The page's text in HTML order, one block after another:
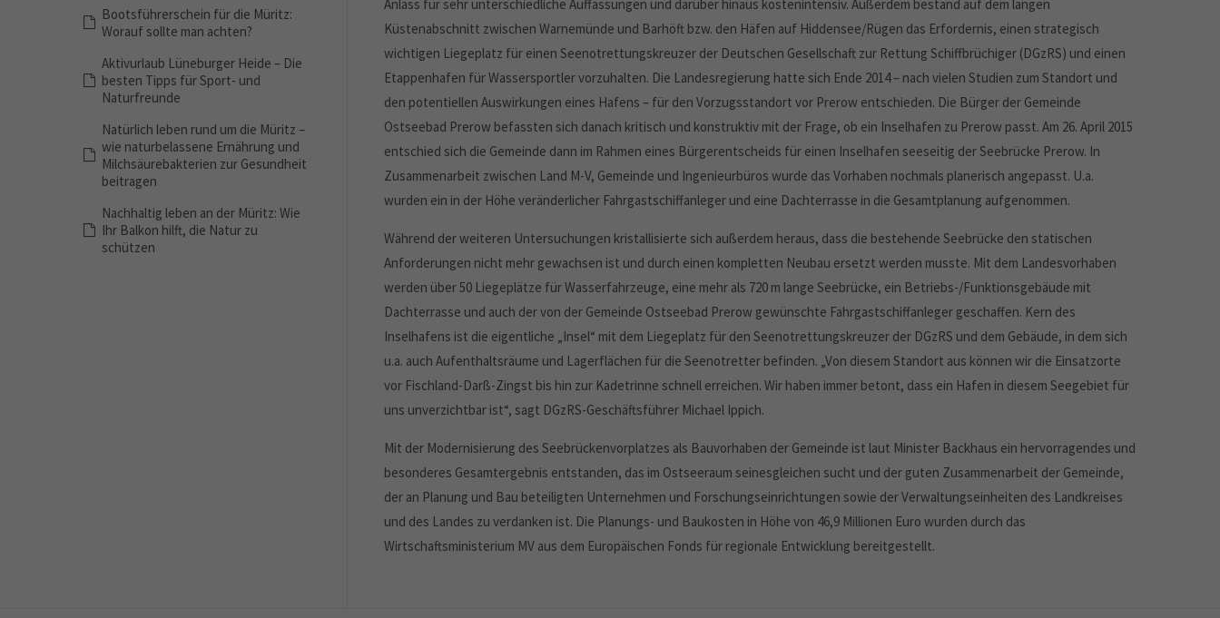
Anlass für sehr unterschiedliche Auffassungen und darüber hinaus kostenintensiv. Außerdem bestand auf dem langen
Küstenabschnitt zwischen Warnemünde und Barhöft bzw. den Häfen auf Hiddensee/Rügen das Erfordernis, einen strategisch
wichtigen Liegeplatz für einen Seenotrettungskreuzer der Deutschen Gesellschaft zur Rettung Schiffbrüchiger (DGzRS) und einen
Etappenhafen für Wassersportler vorzuhalten. Die Landesregierung hatte sich Ende 2014 – nach vielen Studien zum Standort und
den potentiellen Auswirkungen eines Hafens – für den Vorzugsstandort vor Prerow entschieden. Die Bürger der Gemeinde
Ostseebad Prerow befassten sich danach kritisch und konstruktiv mit der Frage, ob ein Inselhafen zu Prerow passt. Am 26. April 2015
entschied sich die Gemeinde dann im Rahmen eines Bürgerentscheids für einen Inselhafen seeseitig der Seebrücke Prerow. In
Zusammenarbeit zwischen Land M-V, Gemeinde und Ingenieurbüros wurde das Vorhaben nochmals planerisch angepasst. U.a.
wurden ein in der Höhe veränderlicher Fahrgastschiffanleger und eine Dachterrasse in die Gesamtplanung aufgenommen.
Während der weiteren Untersuchungen kristallisierte sich außerdem heraus, dass die bestehende Seebrücke den statischen
Anforderungen nicht mehr gewachsen ist und durch einen kompletten Neubau ersetzt werden musste. Mit dem Landesvorhaben
werden über 50 Liegeplätze für Wasserfahrzeuge, eine mehr als 720 m lange Seebrücke, ein Betriebs-/Funktionsgebäude mit
Dachterrasse und auch der von der Gemeinde Ostseebad Prerow gewünschte Fahrgastschiffanleger geschaffen. Kern des
Inselhafens ist die eigentliche „Insel“ mit dem Liegeplatz für den Seenotrettungskreuzer der DGzRS und dem Gebäude, in dem sich
u.a. auch Aufenthaltsräume und Lagerflächen für die Seenotretter befinden. „Von diesem Standort aus können wir die Einsatzorte
vor Fischland-Darß-Zingst bis hin zur Kadetrinne schnell erreichen. Wir haben immer betont, dass ein Hafen in diesem Seegebiet für
uns unverzichtbar ist“, sagt DGzRS-Geschäftsführer Michael Ippich.
Mit der Modernisierung des Seebrückenvorplatzes als Bauvorhaben der Gemeinde ist laut Minister Backhaus ein hervorragendes und
besonderes Gesamtergebnis entstanden, das im Ostseeraum seinesgleichen sucht und der guten Zusammenarbeit der Gemeinde,
der an Planung und Bau beteiligten Unternehmen und Forschungseinrichtungen sowie der Verwaltungseinheiten des Landkreises
und des Landes zu verdanken ist. Die Planungs- und Baukosten in Höhe von 46,9 Millionen Euro wurden durch das
Wirtschaftsministerium MV aus dem Europäischen Fonds für regionale Entwicklung bereitgestellt.
Bootsführerschein für die Müritz:
Worauf sollte man achten?
Aktivurlaub Lüneburger Heide – Die
besten Tipps für Sport- und
Naturfreunde
Natürlich leben rund um die Müritz –
wie naturbelassene Ernährung und
Milchsäurebakterien zur Gesundheit
beitragen
Nachhaltig leben an der Müritz: Wie
Ihr Balkon hilft, die Natur zu
schützen